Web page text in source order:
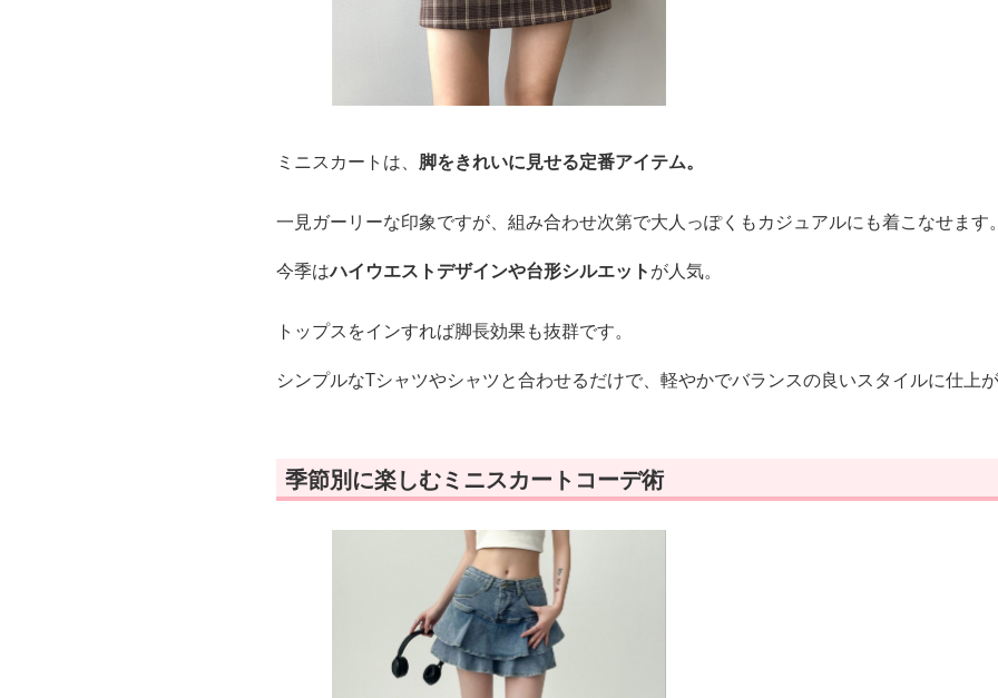
ミニスカートは、 脚をきれいに見せる定番アイテム。
一見ガーリーな印象ですが、組み合わせ次第で大人っぽくもカジュアルにも着こなせます。
今季はハイウエストデザインや台形シルエットが人気。
トップスをインすれば脚長効果も抜群です。
シンプルなTシャツやシャツと合わせるだけで、軽やかでバランスの良いスタイルに仕上が
季節別に楽しむミニスカートコーデ術